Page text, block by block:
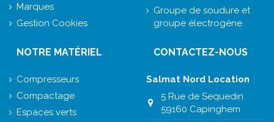
Marques
Gestion Cookies
Groupe de soudure et
groupe électrogène
NOTRE MATÉRIEL
Compresseurs
Compactage
Espaces verts
CONTACTEZ-NOUS
Salmat Nord Location
5 Rue de Sequedin
59160 Capinghem